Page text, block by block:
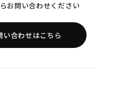
お問い合わせください
い合わせはこちら